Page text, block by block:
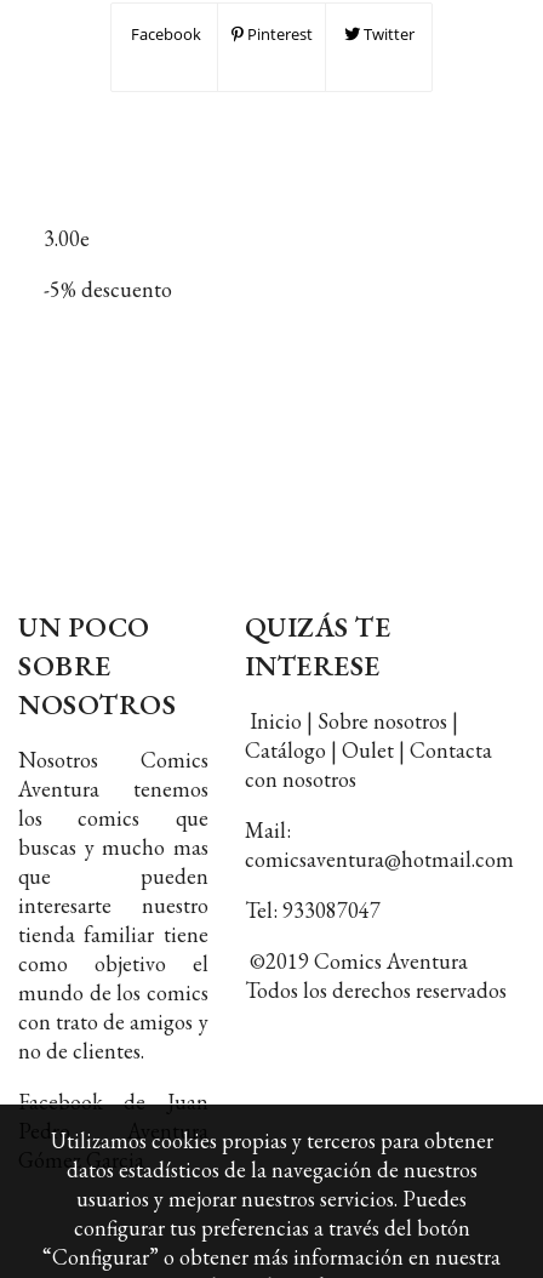
Facebook Pinterest Twitter
3.00e
-5% descuento
UN POCO
SOBRE
NOSOTROS
Nosotros Comics
Aventura tenemos
los comics que
buscas y mucho mas
que pueden
interesarte nuestro
tienda familiar tiene
como objetivo el
mundo de los comics
con trato de amigos y
no de clientes.
Facebook de Juan
Pedro Aventura
Gómez Garcia
QUIZÁS TE
INTERESE
Inicio | Sobre nosotros |
Catálogo | Oulet | Contacta
con nosotros
Mail:
comicsaventura@hotmail.com
Tel: 933087047
©2019 Comics Aventura
Todos los derechos reservados
Utilizamos cookies propias y terceros para obtener
datos estadísticos de la navegación de nuestros
usuarios y mejorar nuestros servicios. Puedes
configurar tus preferencias a través del botón
“Configurar” o obtener más información en nuestra